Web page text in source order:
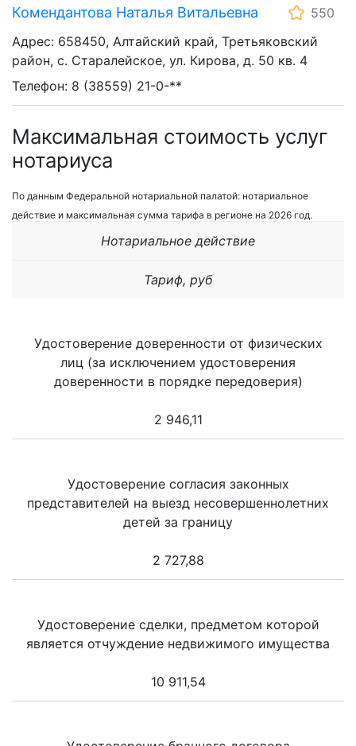
Комендантова Наталья Витальевна
550
Адрес: 658450, Алтайский край, Третьяковский
район, с. Старалейское, ул. Кирова, д. 50 кв. 4
Телефон: 8 (38559) 21-0-**
Максимальная стоимость услуг
нотариуса
По данным Федеральной нотариальной палатой: нотариальное
действие и максимальная сумма тарифа в регионе на 2026 год.
Нотариальное действие
Тариф, руб
Удостоверение доверенности от физических
лиц (за исключением удостоверения
доверенности в порядке передоверия)
2 946,11
Удостоверение согласия законных
представителей на выезд несовершеннолетних
детей за границу
2 727,88
Удостоверение сделки, предметом которой
является отчуждение недвижимого имущества
10 911,54